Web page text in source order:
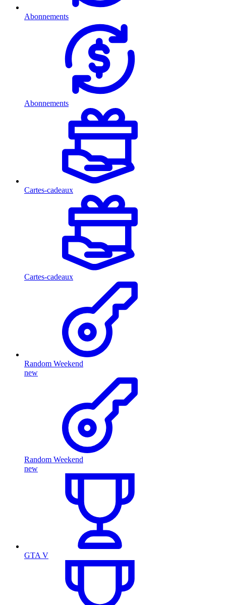
Abonnements
Abonnements
Cartes-cadeaux
Cartes-cadeaux
Random Weekend
new
Random Weekend
new
GTA V